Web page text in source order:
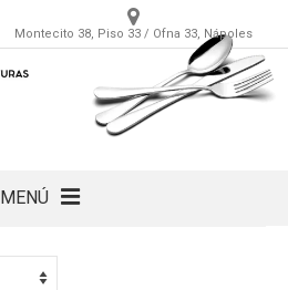
Montecito 38, Piso 33 / Ofna 33, Nápoles
MENÚ